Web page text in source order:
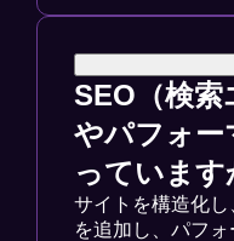
SEO（検索
やパフォー
っています
サイトを構造化
を追加し、パフ